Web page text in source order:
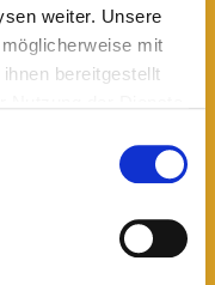
weiter. Unsere
mit
bereitgestellt